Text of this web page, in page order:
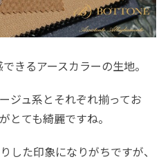
きるアースカラーの生地。
ジュ系とそれぞれ揃ってお
とても綺麗ですね。
した印象になりがちですが、